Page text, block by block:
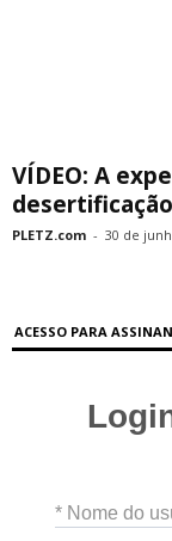
VÍDEO: A
PLETZ.com - 30 de
ACESSO PARA
* Nome do